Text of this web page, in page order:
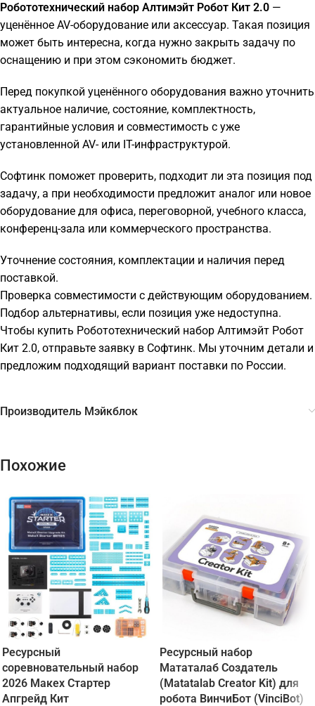
Робототехнический набор Алтимэйт Робот Кит 2.0 —
уценённое AV-оборудование или аксессуар. Такая позиция
может быть интересна, когда нужно закрыть задачу по
оснащению и при этом сэкономить бюджет.
Перед покупкой уценённого оборудования важно уточнить
актуальное наличие, состояние, комплектность,
гарантийные условия и совместимость с уже
установленной AV- или IT-инфраструктурой.
Софтинк поможет проверить, подходит ли эта позиция под
задачу, а при необходимости предложит аналог или новое
оборудование для офиса, переговорной, учебного класса,
конференц-зала или коммерческого пространства.
Уточнение состояния, комплектации и наличия перед
поставкой.
Проверка совместимости с действующим оборудованием.
Подбор альтернативы, если позиция уже недоступна.
Чтобы купить Робототехнический набор Алтимэйт Робот
Кит 2.0, отправьте заявку в Софтинк. Мы уточним детали и
предложим подходящий вариант поставки по России.
Производитель Мэйкблок
Похожие
Ресурсный
соревновательный набор
2026 Макех Стартер
Апгрейд Кит
Ресурсный набор
Мататалаб Создатель
(Matatalab Creator Kit) для
робота ВинчиБот (VinciBot)